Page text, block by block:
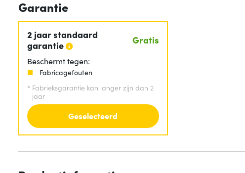
Garantie
2 jaar standaard
garantie
Gratis
Beschermt tegen:
Fabricagefouten
* Fabrieksgarantie kan langer zijn dan 2
jaar
Geselecteerd